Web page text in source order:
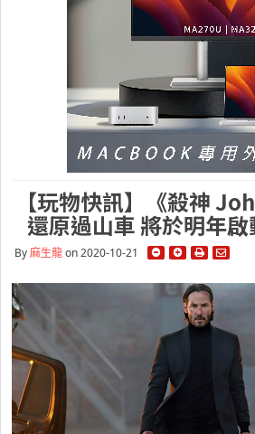
【玩物快訊】《殺神
還原過山車 將於明年
By麻生龍on 2020-10-21